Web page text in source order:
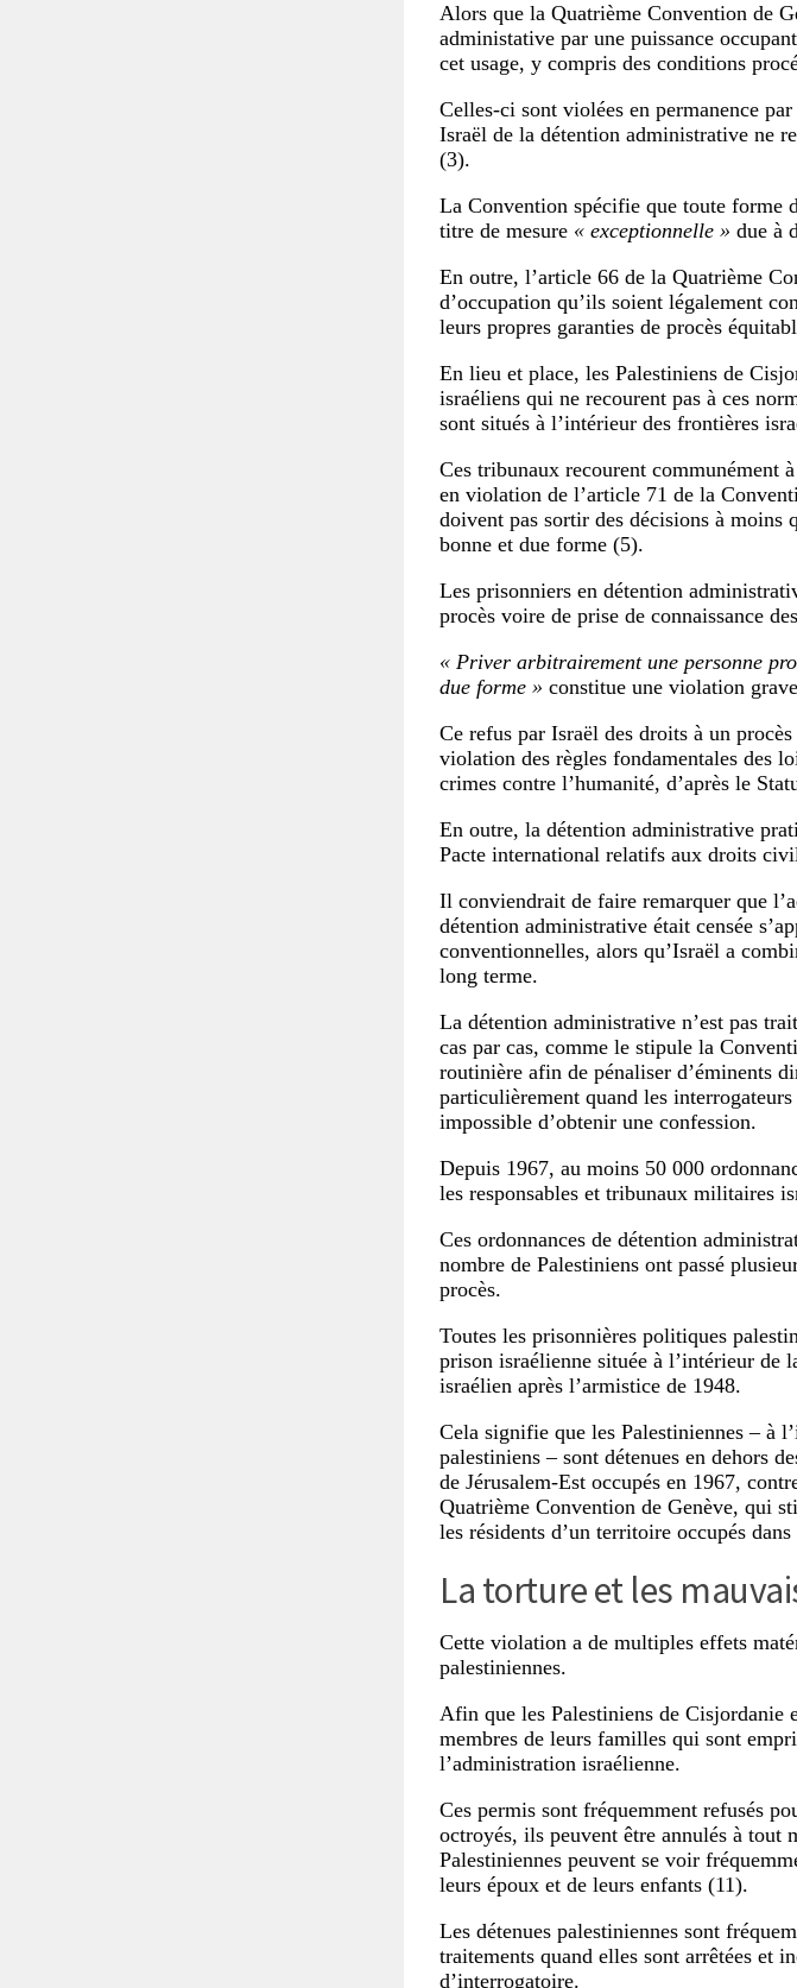
Alors que la Quatrième Convention de
administative par une puissance
cet usage, y compris des conditions
Celles-ci sont violées en permanence
Israël de la détention administrative ne
(3).
La Convention spécifie que toute forme
titre de mesure « exceptionnelle » due à
En outre, l’article 66 de la Quatrième
d’occupation qu’ils soient légalement
leurs propres garanties de procès
En lieu et place, les Palestiniens de
israéliens qui ne recourent pas à ces
sont situés à l’intérieur des frontières
Ces tribunaux recourent communément
en violation de l’article 71 de la
doivent pas sortir des décisions à moins
bonne et due forme (5).
Les prisonniers en détention
procès voire de prise de connaissance
« Priver arbitrairement une personne
due forme » constitue une violation
Ce refus par Israël des droits à un
violation des règles fondamentales des
crimes contre l’humanité, d’après le
En outre, la détention administrative
Pacte international relatifs aux droits
Il conviendrait de faire remarquer que
détention administrative était censée
conventionnelles, alors qu’Israël a
long terme.
La détention administrative n’est pas
cas par cas, comme le stipule la
routinière afin de pénaliser d’éminents
particulièrement quand les
impossible d’obtenir une confession.
Depuis 1967, au moins 50 000
les responsables et tribunaux militaires
Ces ordonnances de détention
nombre de Palestiniens ont passé
procès.
Toutes les prisonnières politiques
prison israélienne située à l’intérieur de
israélien après l’armistice de 1948.
Cela signifie que les Palestiniennes – à
palestiniens – sont détenues en dehors
de Jérusalem-Est occupés en 1967,
Quatrième Convention de Genève, qui
les résidents d’un territoire occupés
La torture et les
Cette violation a de multiples effets
palestiniennes.
Afin que les Palestiniens de Cisjordanie
membres de leurs familles qui sont
l’administration israélienne.
Ces permis sont fréquemment refusés
octroyés, ils peuvent être annulés à tout
Palestiniennes peuvent se voir
leurs époux et de leurs enfants (11).
Les détenues palestiniennes sont
traitements quand elles sont arrêtées et
d’interrogatoire.